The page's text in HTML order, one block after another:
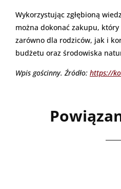
Wykorzystując zgłębioną
można dokonać zakupu,
zarówno dla rodziców, jak i
budżetu oraz środowiska
Wpis gościnny. Źródło: https://